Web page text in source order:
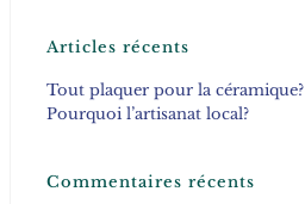
Articles récents
Tout plaquer pour la céramique?
Pourquoi l’artisanat local?
Commentaires récents